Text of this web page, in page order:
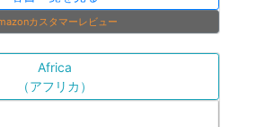
カスタマーレビュー
Africa
（アフリカ）